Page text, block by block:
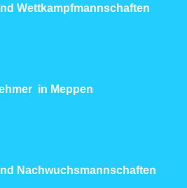
Wettkampfmannschaften
in Meppen
Nachwuchsmannschaften